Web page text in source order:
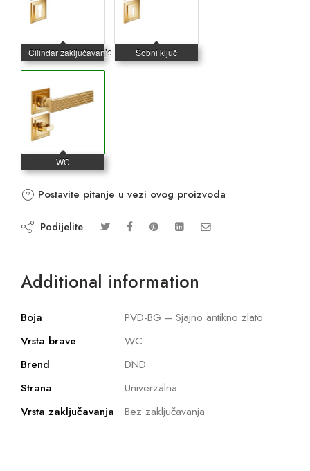
Postavite pitanje u vezi ovog proizvoda
Podijelite
Additional information
Boja
PVD-BG – Sjajno antikno zlato
Vrsta brave
WC
Brend
DND
Strana
Univerzalna
Vrsta zaključavanja
Bez zaključavanja